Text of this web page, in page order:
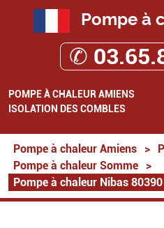
Pompe à
✆
POMPE À CHALEUR AMIENS
ISOLATION DES COMBLES
Pompe à chaleur Amiens >
Pompe à chaleur Somme
>
Pompe à chaleur Nibas 80390